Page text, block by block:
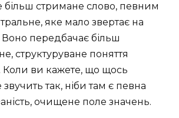
більш стримане слово, певним
яке мало звертає на
Воно передбачає більш
структуруване поняття
Коли ви кажете, що щось
звучить так, ніби там є певна
очищене поле значень.